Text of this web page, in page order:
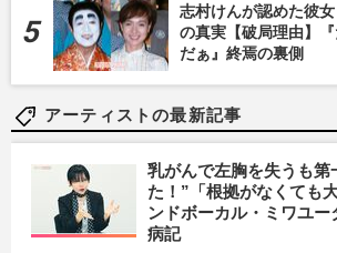
志村けんが認めた彼
の真実【破局理由】
だぁ』終焉の裏側
アーティストの最新記事
乳がんで左胸を失うも第
た！”「根拠がなくても
ンドボーカル・ミワユー
病記